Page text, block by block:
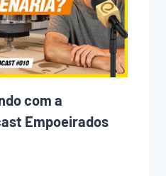
com a
Empoeirados